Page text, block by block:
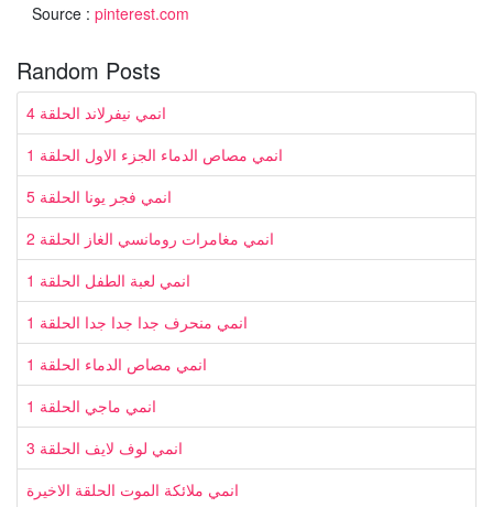
Source : pinterest.com
Random Posts
انمي نيفرلاند الحلقة 4
انمي مصاص الدماء الجزء الاول الحلقة 1
انمي فجر يونا الحلقة 5
انمي مغامرات رومانسي الغاز الحلقة 2
انمي لعبة الطفل الحلقة 1
انمي منحرف جدا جدا جدا الحلقة 1
انمي مصاص الدماء الحلقة 1
انمي ماجي الحلقة 1
انمي لوف لايف الحلقة 3
انمي ملائكة الموت الحلقة الاخيرة